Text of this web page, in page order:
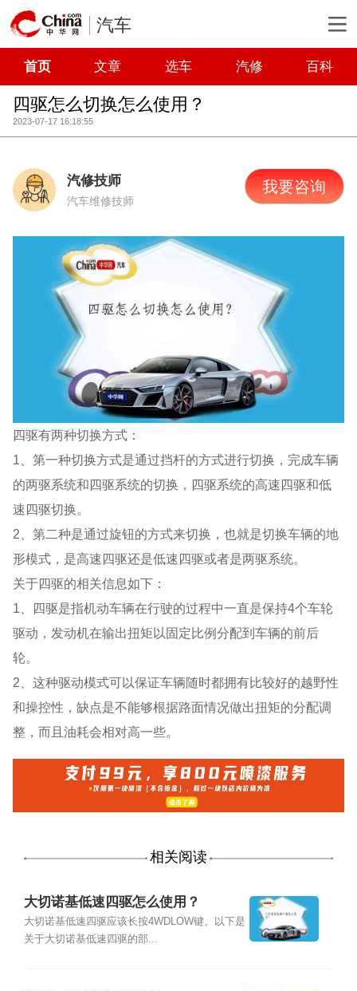
汽车
首页 文章 选车 汽修 百科
四驱怎么切换怎么使用？
2023-07-17 16:18:55
汽修技师
汽车维修技师
我要咨询
四驱有两种切换方式：
1、第一种切换方式是通过挡杆的方式进行切换，完成车辆
的两驱系统和四驱系统的切换，四驱系统的高速四驱和低
速四驱切换。
2、第二种是通过旋钮的方式来切换，也就是切换车辆的地
形模式，是高速四驱还是低速四驱或者是两驱系统。
关于四驱的相关信息如下：
1、四驱是指机动车辆在行驶的过程中一直是保持4个车轮
驱动，发动机在输出扭矩以固定比例分配到车辆的前后
轮。
2、这种驱动模式可以保证车辆随时都拥有比较好的越野性
和操控性，缺点是不能够根据路面情况做出扭矩的分配调
整，而且油耗会相对高一些。
相关阅读
大切诺基低速四驱怎么使用？
大切诺基低速四驱应该长按4WDLOW键。以下是
关于大切诺基低速四驱的部...